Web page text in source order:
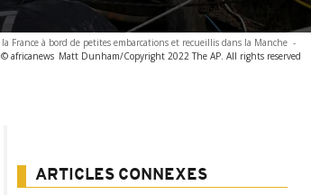
France à bord de petites embarcations et recueillis dans la Manche -
africanews Matt Dunham/Copyright 2022 The AP. All rights reserved
ARTICLES CONNEXES